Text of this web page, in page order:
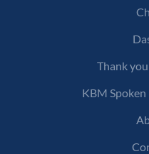
Thank
KBM